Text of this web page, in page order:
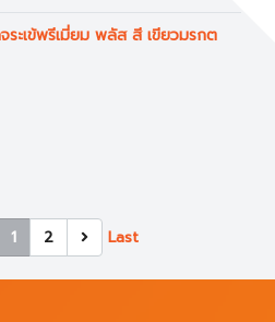
ระเข้พรีเมี่ยม พลัส สี เขียวมรกต
1 2 Last